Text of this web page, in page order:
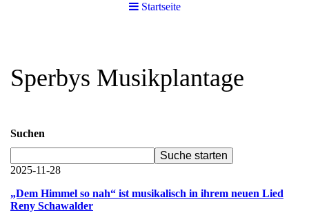
Startseite
Sperbys Musikplantage
Suchen
2025-11-28
„Dem Himmel so nah“ ist musikalisch in ihrem neuen Lied
Reny Schawalder